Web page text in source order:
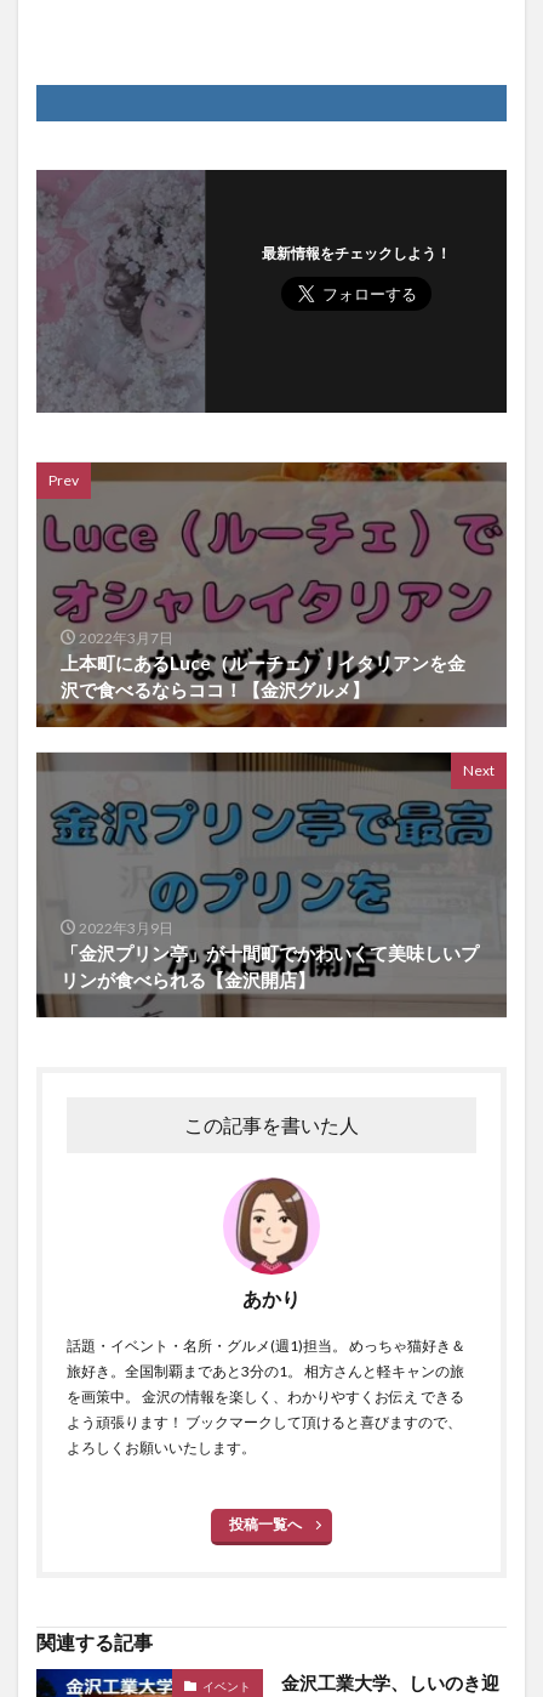
最新情報をチェックしよう！
Prev
2022年3月7日
上本町にあるLuce（ルーチェ）！イタリアンを金
沢で食べるならココ！【金沢グルメ】
Next
2022年3月9日
「金沢プリン亭」が十間町でかわいくて美味しいプ
リンが食べられる【金沢開店】
この記事を書いた人
あかり
話題・イベント・名所・グルメ(週1)担当。 めっちゃ猫好き＆
旅好き。全国制覇まであと3分の1。 相方さんと軽キャンの旅
を画策中。 金沢の情報を楽しく、わかりやすくお伝え できる
よう頑張ります！ ブックマークして頂けると喜びますので、
よろしくお願いいたします。
投稿一覧へ
関連する記事
イベント
金沢工業大学、しいのき迎